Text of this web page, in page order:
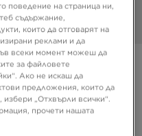
поведение на страница ни,
съдържание,
които да отговарят на
реклами и да
всеки момент можеш да
за файловете
Ако не искаш да
предложения, които да
„Отхвърли всички“.
прочети нашата